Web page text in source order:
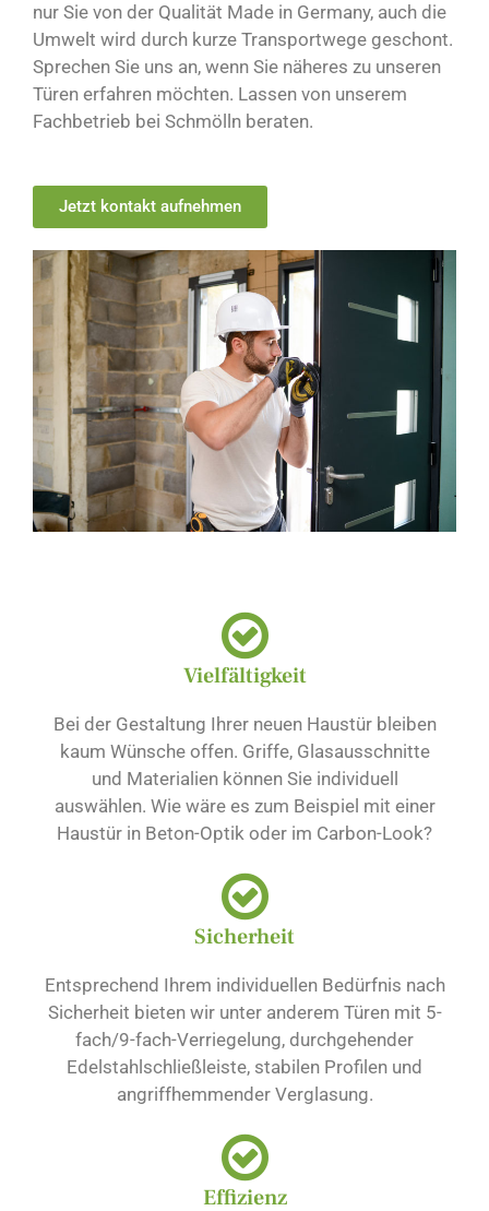
nur Sie von der Qualität Made in Germany, auch die
Umwelt wird durch kurze Transportwege geschont.
Sprechen Sie uns an, wenn Sie näheres zu unseren
Türen erfahren möchten. Lassen von unserem
Fachbetrieb bei Schmölln beraten.
Jetzt kontakt aufnehmen
Vielfältigkeit
Bei der Gestaltung Ihrer neuen Haustür bleiben
kaum Wünsche offen. Griffe, Glasausschnitte
und Materialien können Sie individuell
auswählen. Wie wäre es zum Beispiel mit einer
Haustür in Beton-Optik oder im Carbon-Look?
Sicherheit
Entsprechend Ihrem individuellen Bedürfnis nach
Sicherheit bieten wir unter anderem Türen mit 5-
fach/9-fach-Verriegelung, durchgehender
Edelstahlschließleiste, stabilen Profilen und
angriffhemmender Verglasung.
Effizienz